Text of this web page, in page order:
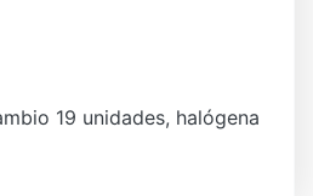
19 unidades, halógena